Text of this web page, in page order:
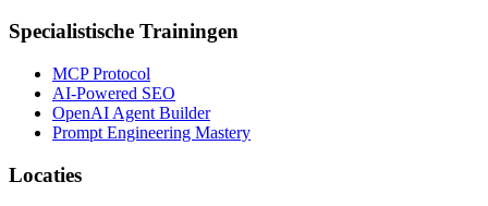
Specialistische Trainingen
MCP Protocol
AI-Powered SEO
OpenAI Agent Builder
Prompt Engineering Mastery
Locaties